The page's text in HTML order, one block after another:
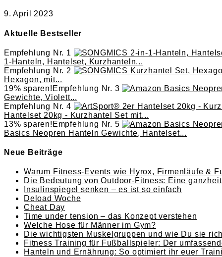
9. April 2023
Aktuelle Bestseller
Empfehlung Nr. 1
1-Hanteln, Hantelset, Kurzhanteln...
Empfehlung Nr. 2
Hexagon, mit...
19% sparen! Empfehlung Nr. 3
Gewichte, Violett...
Empfehlung Nr. 4
Hantelset 20kg - Kurzhantel Set mit...
13% sparen! Empfehlung Nr. 5
Basics Neopren Hanteln Gewichte, Hantelset...
Neue Beiträge
Warum Fitness-Events wie Hyrox, Firmenläufe &
Die Bedeutung von Outdoor-Fitness: Eine
Insulinspiegel senken – es ist so einfach
Deload Woche
Cheat Day
Time under tension – das Konzept verstehen
Welche Hose für Männer im Gym?
Die wichtigsten Muskelgruppen und wie Du sie
Fitness Training für Fußballspieler: Der
Hanteln und Ernährung: So optimiert ihr euer